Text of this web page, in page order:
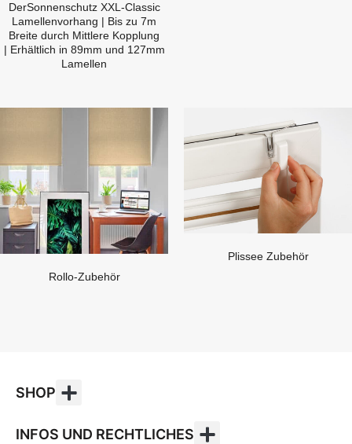
DerSonnenschutz XXL-Classic
Lamellenvorhang | Bis zu 7m
Breite durch Mittlere Kopplung
| Erhältlich in 89mm und 127mm
Lamellen
Rollo-Zubehör
Plissee Zubehör
SHOP
INFOS UND RECHTLICHES